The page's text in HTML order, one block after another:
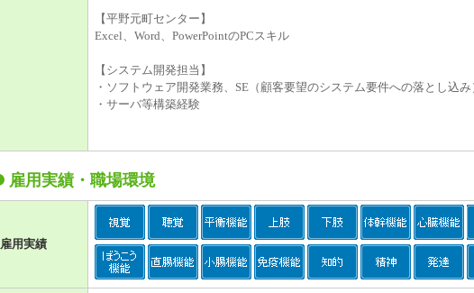
【平野元町センター】
Excel、Word、PowerPointのPCスキル
【システム開発担当】
・ソフトウェア開発業務、SE（顧客要望のシステム要件への落とし込
・サーバ等構築経験
雇用実績・職場環境
雇用実績